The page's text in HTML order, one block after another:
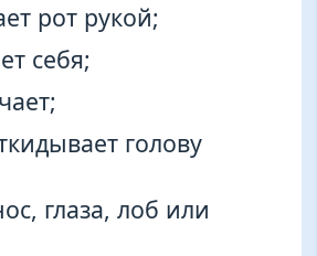
рот рукой;
себя;
голову
глаза, лоб или